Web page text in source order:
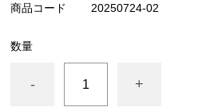
商品コード 20250724-02
数量
- +